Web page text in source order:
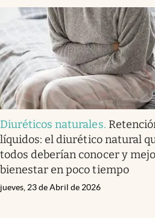
Diuréticos naturales.
líquidos: el diurético natural
todos deberían conocer y
bienestar en poco tiempo
jueves, 23 de Abril de 2026